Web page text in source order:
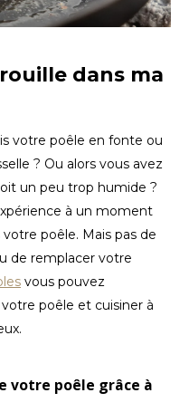
dans ma
votre poêle en fonte ou
? Ou alors vous avez
un peu trop humide ?
à un moment
poêle. Mais pas de
de remplacer votre
vous pouvez
poêle et cuisiner à
votre poêle grâce à